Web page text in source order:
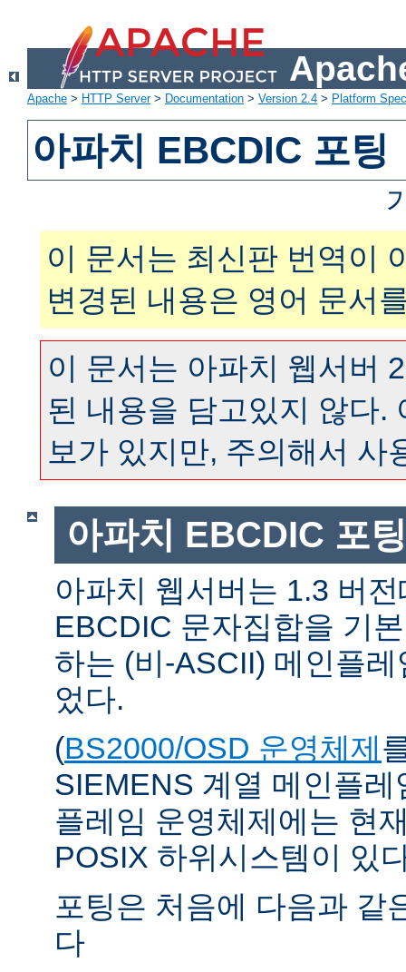
Apache > HTTP Server> Documentation > Version 2.4 > Platform
아파치 EBCDIC 포팅
이 문서는 최신판 번역이
변경된 내용은 영어 문서
이 문서는 아파치 웹서버
된 내용을 담고있지 않다.
보가 있지만, 주의해서 사
아파치 EBCDIC 포
아파치 웹서버는 1.3 버
EBCDIC 문자집합을 기
하는 (비-ASCII) 메인플
었다.
(BS2000/OSD 운영체제
SIEMENS 계열 메인플
플레임 운영체제에는 현
POSIX 하위시스템이 있
포팅은 처음에 다음과 같
다